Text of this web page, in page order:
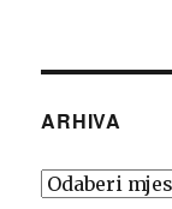
ARHIVA
Arhiva